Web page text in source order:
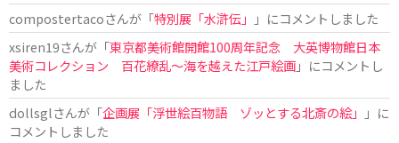
compostertacoさんが「特別展「水滸伝」
」にコメントしました
xsiren19さんが「東京都美術館開館100周年記念 大英博物館日本
美術コレクション 百花繚乱～海を越えた江戸絵画」にコメントし
ました
dollsglさんが「企画展「浮世絵百物語 ゾッとする北斎の絵」
」に
コメントしました